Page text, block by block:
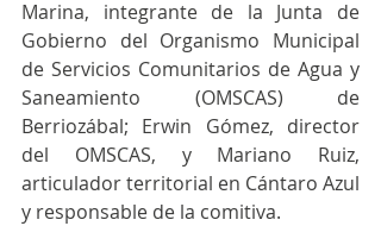
Marina, integrante de la Junta de
Gobierno del Organismo Municipal
de Servicios Comunitarios de Agua y
Saneamiento (OMSCAS) de
Berriozábal; Erwin Gómez, director
del OMSCAS, y Mariano Ruiz,
articulador territorial en Cántaro Azul
y responsable de la comitiva.